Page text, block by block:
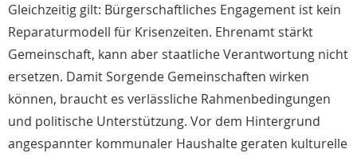
Gleichzeitig gilt: Bürgerschaftliches Engagement ist kein
Reparaturmodell für Krisenzeiten. Ehrenamt stärkt
Gemeinschaft, kann aber staatliche Verantwortung nicht
ersetzen. Damit Sorgende Gemeinschaften wirken
können, braucht es verlässliche Rahmenbedingungen
und politische Unterstützung. Vor dem Hintergrund
angespannter kommunaler Haushalte geraten kulturelle